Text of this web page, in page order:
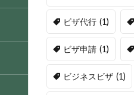
ビザ代行 (1)
ビザ申請 (1)
ビジネスビザ (1)